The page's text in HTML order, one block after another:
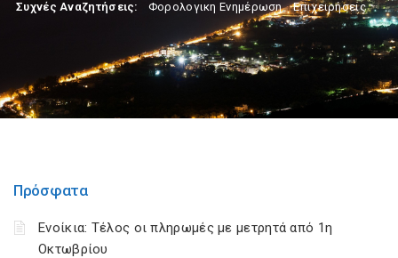
Συχνές Αναζητήσεις: Φορολογικη Ενημέρωση, Επιχειρήσεις
Πρόσφατα
Ενοίκια: Τέλος οι πληρωμές με μετρητά από 1η
Οκτωβρίου